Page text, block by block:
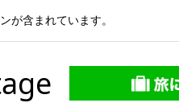
が含まれています。